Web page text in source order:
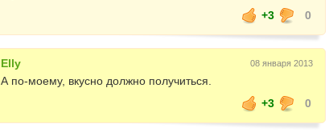
+3
0
Elly 08 января 2013
А по-моему, вкусно должно получиться.
+3
0